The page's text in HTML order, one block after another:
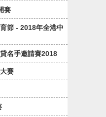
賽
節 - 2018年全港中
名手邀請賽2018
賽